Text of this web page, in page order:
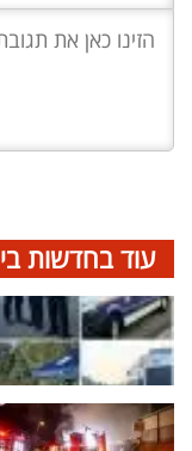
עוד בחדשות